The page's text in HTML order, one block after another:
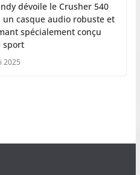
dévoile le Crusher 540
un casque audio robuste et
spécialement conçu
sport
2025